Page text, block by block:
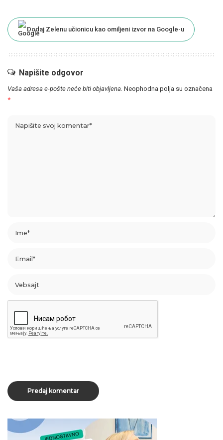
Dodaj Zelenu učionicu kao omiljeni izvor na Google-u
Napišite odgovor
Vaša adresa e-pošte neće biti objavljena. Neophodna polja su označena
*